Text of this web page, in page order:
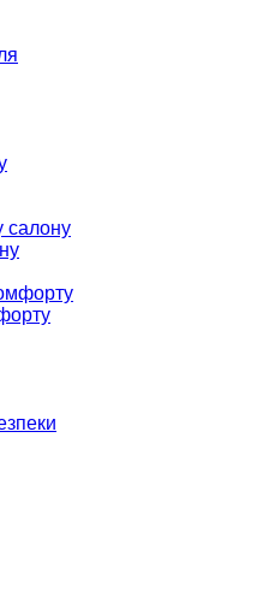
салону